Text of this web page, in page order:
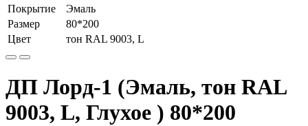
Покрытие
Эмаль
Размер
80*200
Цвет
тон RAL 9003, L
ДП Лорд-1 (Эмаль, тон RAL
9003, L, Глухое ) 80*200